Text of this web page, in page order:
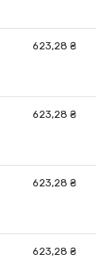
623,28 ₴
623,28 ₴
623,28 ₴
623,28 ₴